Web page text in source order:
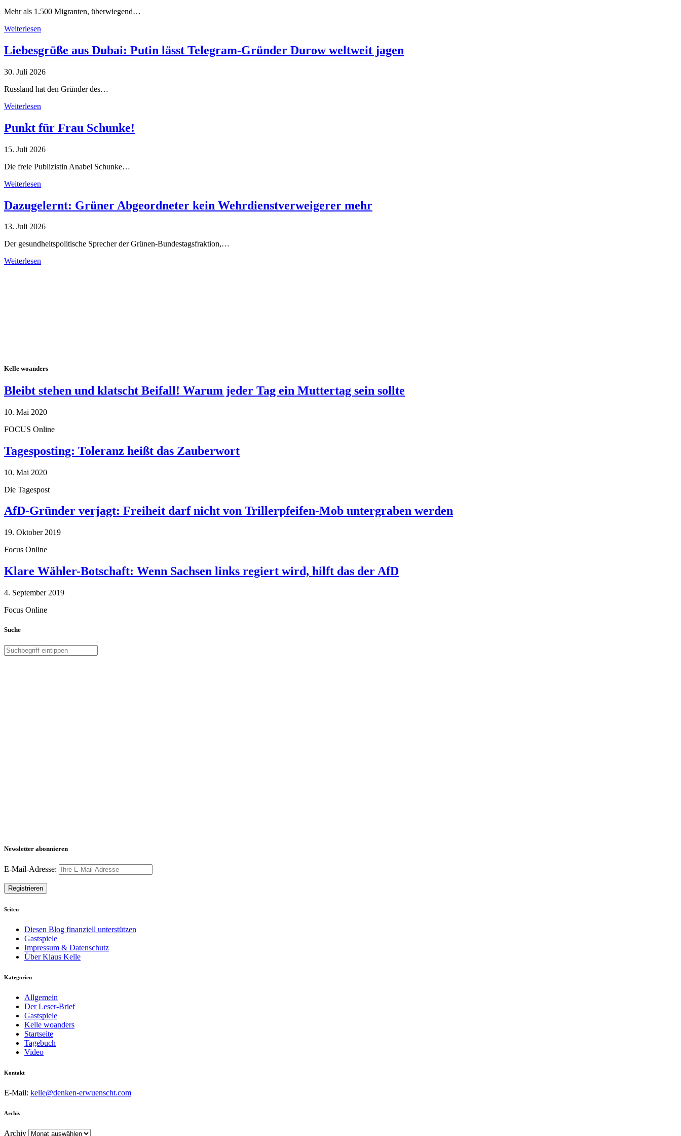
Mehr als 1.500 Migranten, überwiegend…
Weiterlesen
Liebesgrüße aus Dubai: Putin lässt Telegram-Gründer Durow weltweit jagen
30. Juli 2026
Russland hat den Gründer des…
Weiterlesen
Punkt für Frau Schunke!
15. Juli 2026
Die freie Publizistin Anabel Schunke…
Weiterlesen
Dazugelernt: Grüner Abgeordneter kein Wehrdienstverweigerer mehr
13. Juli 2026
Der gesundheitspolitische Sprecher der Grünen-Bundestagsfraktion,…
Weiterlesen
Kelle woanders
Bleibt stehen und klatscht Beifall! Warum jeder Tag ein Muttertag sein sollte
10. Mai 2020
FOCUS Online
Tagesposting: Toleranz heißt das Zauberwort
10. Mai 2020
Die Tagespost
AfD-Gründer verjagt: Freiheit darf nicht von Trillerpfeifen-Mob untergraben werden
19. Oktober 2019
Focus Online
Klare Wähler-Botschaft: Wenn Sachsen links regiert wird, hilft das der AfD
4. September 2019
Focus Online
Suche
Newsletter abonnieren
E-Mail-Adresse:
Seiten
Diesen Blog finanziell unterstützen
Gastspiele
Impressum & Datenschutz
Über Klaus Kelle
Kategorien
Allgemein
Der Leser-Brief
Gastspiele
Kelle woanders
Startseite
Tagebuch
Video
Kontakt
E-Mail: kelle@denken-erwuenscht.com
Archiv
Archiv